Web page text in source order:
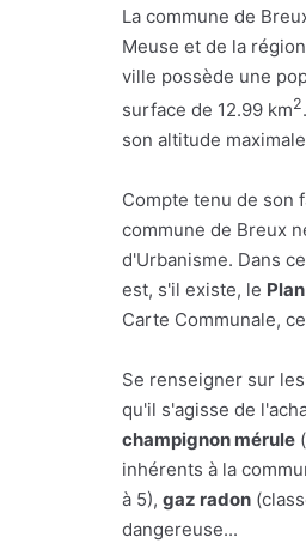
La commune de
Meuse et de la
ville possède une
surface de 12.99 km2
son altitude
Compte tenu de son
commune de Breux
d'Urbanisme. Dans
est, s'il existe, le
Carte Communale,
Se renseigner sur
qu'il s'agisse de
champignon mérule
inhérents à la
à 5), gaz radon
dangereuse...